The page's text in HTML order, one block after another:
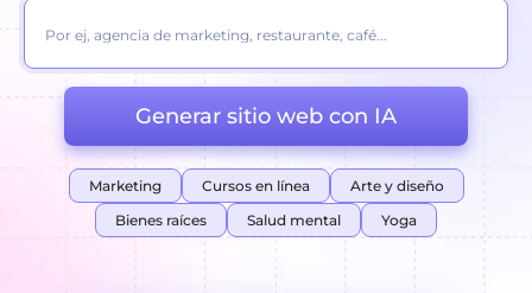
Generar sitio web con IA
Marketing Cursos en línea
Arte y diseño
Bienes raíces
Salud mental Yoga